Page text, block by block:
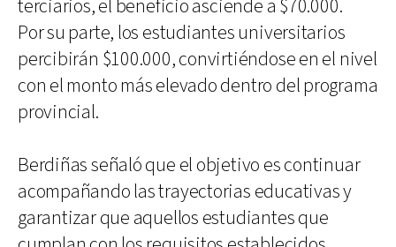
terciarios, el beneficio asciende a $70.000.
Por su parte, los estudiantes universitarios
percibirán $100.000, convirtiéndose en el nivel
con el monto más elevado dentro del programa
provincial.
Berdiñas señaló que el objetivo es continuar
acompañando las trayectorias educativas y
garantizar que aquellos estudiantes que